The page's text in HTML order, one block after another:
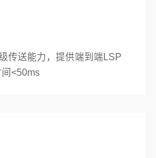
传送能力，提供端到端LSP
<50ms